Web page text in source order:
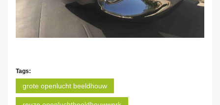
Tags:
grote openlucht beeldhouw